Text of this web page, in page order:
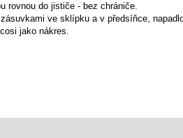
rovnou do jističe - bez chrániče.
ve sklípku a v předsíňce,
jako nákres.